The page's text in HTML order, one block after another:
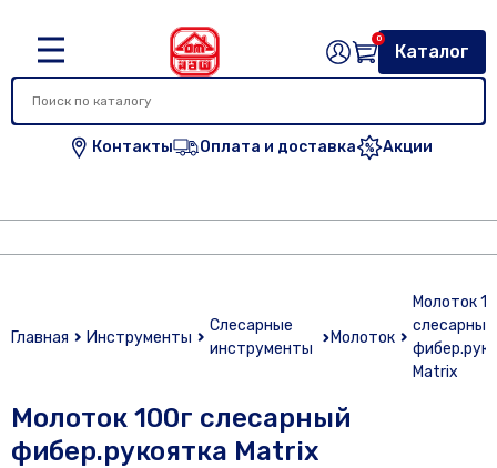
Контакты Оплата и доставка Акции
Каталог
0
Главная Инструменты
Слесарные
инструменты
Молоток
Молоток
слесарный
Matrix
Молоток 100г слесарный
фибер.рукоятка Matrix